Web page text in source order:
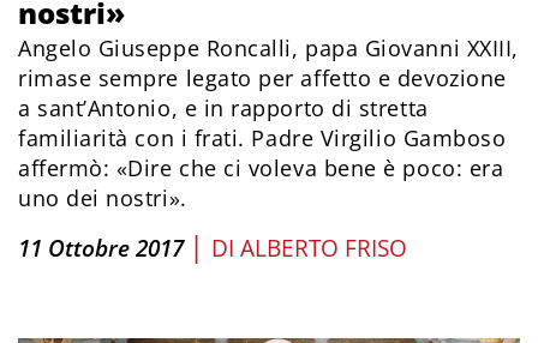
nostri»
Angelo Giuseppe Roncalli, papa Giovanni XXIII,
rimase sempre legato per affetto e devozione
a sant’Antonio, e in rapporto di stretta
familiarità con i frati. Padre Virgilio Gamboso
affermò: «Dire che ci voleva bene è poco: era
uno dei nostri».
11 Ottobre 2017 | DI ALBERTO FRISO